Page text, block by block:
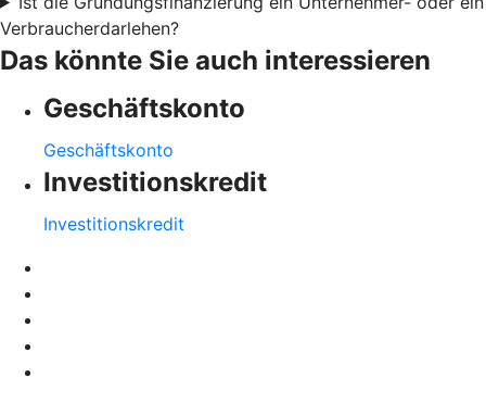
Verbraucherdarlehen?
Das könnte Sie auch interessieren
Geschäftskonto
Geschäftskonto
Investitionskredit
Investitionskredit